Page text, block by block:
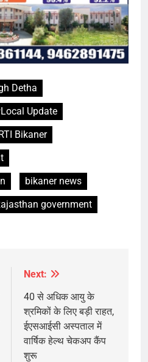
Detha
Update
Bikaner
bikaner news
government
Next:
40 से अधिक आयु के
श्रमिकों के लिए बड़ी राहत,
ईएसआईसी अस्पताल में
वार्षिक हेल्थ चेकअप कैंप
शुरू